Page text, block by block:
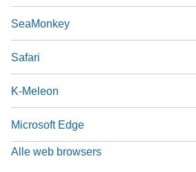
SeaMonkey
Safari
K-Meleon
Microsoft Edge
Alle web browsers